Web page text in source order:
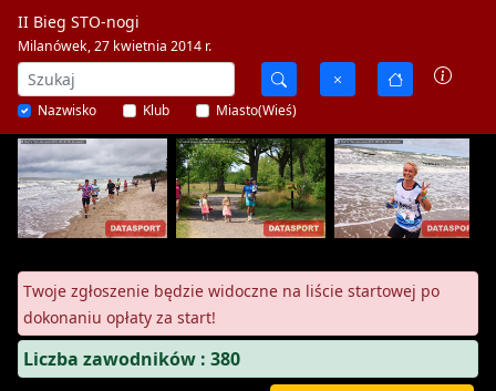
II Bieg STO-nogi
Milanówek, 27 kwietnia 2014 r.
Nazwisko Klub Miasto(Wieś)
Twoje zgłoszenie będzie widoczne na liście startowej po
dokonaniu opłaty za start!
Liczba zawodników : 380